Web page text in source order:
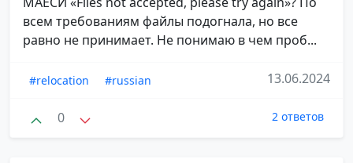
всем требованиям файлы подогнала, но все
равно не принимает. Не понимаю в чем проб...
#relocation #russian 13.06.2024
0 2 ответов